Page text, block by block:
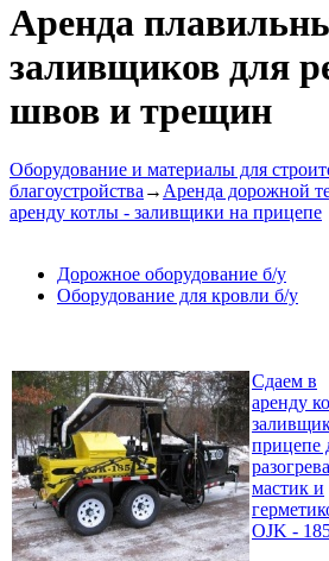
Аренда
заливщиков для
швов и трещин
Оборудование и материалы для
благоустройства → Аренда дорожной
аренду котлы - заливщики на прицепе
Дорожное оборудование б/у
Оборудование для кровли б/у
Сдаем в
аренду
прицепе
разогрева
мастик и
OJK -